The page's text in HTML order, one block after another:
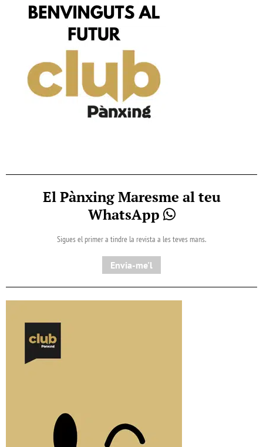
El Pànxing Maresme al teu
WhatsApp
Sigues el primer a tindre la revista a les teves mans.
Envia-me'l